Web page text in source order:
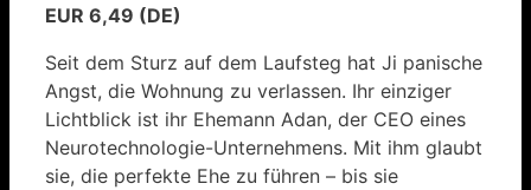
EUR 6,49 (DE)
Seit dem Sturz auf dem Laufsteg hat Ji panische
Angst, die Wohnung zu verlassen. Ihr einziger
Lichtblick ist ihr Ehemann Adan, der CEO eines
Neurotechnologie-Unternehmens. Mit ihm glaubt
sie, die perfekte Ehe zu führen – bis sie